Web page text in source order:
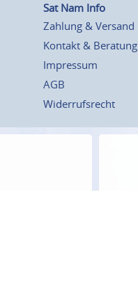
Sat Nam Info
Zahlung & Versand
Kontakt & Beratung
Impressum
AGB
Widerrufsrecht